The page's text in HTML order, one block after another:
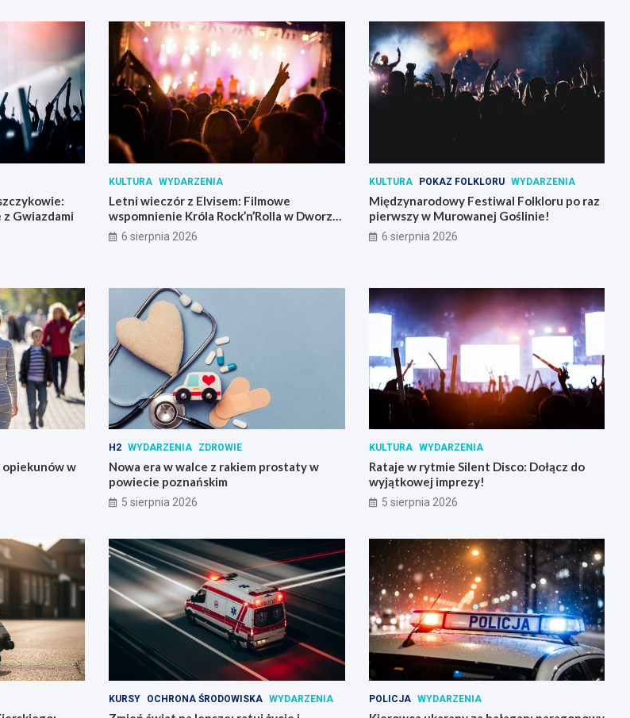
Gwiazdami
KULTURA WYDARZENIA
Letni wieczór z Elvisem: Filmowe
wspomnienie Króla Rock’n’Rolla w Dworze
Skrzynki
6 sierpnia 2026
KULTURA POKAZ FOLKLORU WYDARZENIA
Międzynarodowy Festiwal Folkloru po raz
pierwszy w Murowanej Goślinie!
6 sierpnia 2026
w
H2 WYDARZENIA ZDROWIE
Nowa era w walce z rakiem prostaty w
powiecie poznańskim
5 sierpnia 2026
KULTURA WYDARZENIA
Rataje w rytmie Silent Disco: Dołącz do
wyjątkowej imprezy!
5 sierpnia 2026
KURSY OCHRONA ŚRODOWISKA WYDARZENIA POLICJA WYDARZENIA